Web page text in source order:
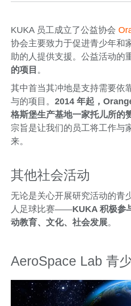
KUKA 员工成立了公益协会
协会主要致力于促进青少年和
助的人提供支援。公益活动的
的项目 。
其中首当其冲地是支持需要依
与的项目。2014 年起，
格斯堡生产基地一家托儿所的
宗旨是让我们的员工将工作与
来。
其他社会活动
无论是关心开展研究活动的青
人足球比赛——KUKA 积极参
动教育、文化、社会发展。
AeroSpace Lab 青